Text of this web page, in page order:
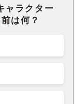
ャラクター
は何？